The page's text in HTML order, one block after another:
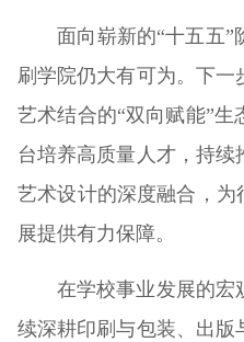
面向崭新的“十五五”
刷学院仍大有可为。下
艺术结合的“双向赋能”
台培养高质量人才，持
艺术设计的深度融合，为
展提供有力保障。
在学校事业发展的宏
续深耕印刷与包装、出版